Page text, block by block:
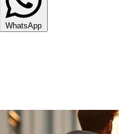
WhatsApp